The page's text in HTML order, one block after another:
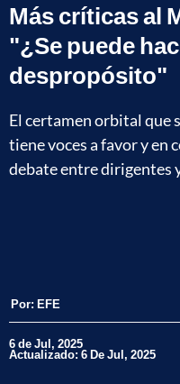
Más críticas al
"¿Se puede
despropósito"
El certamen orbital que
tiene voces a favor y en
debate entre dirigentes
Por: EFE
6 de Jul, 2025
Actualizado: 6 De Jul, 2025